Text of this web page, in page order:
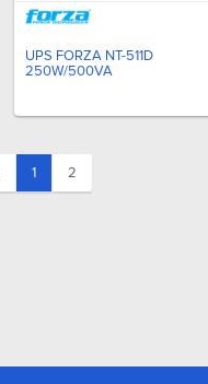
UPS FORZA NT-511D
250W/500VA
1(current)
2